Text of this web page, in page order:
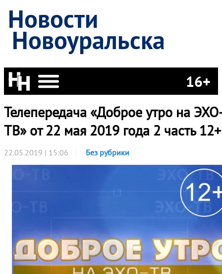
Новости
Новоуральска
16+
Телепередача «Доброе утро на
ТВ» от 22 мая 2019 года 2 часть 12+
22.05.2019 | 15:06 Без рубрики